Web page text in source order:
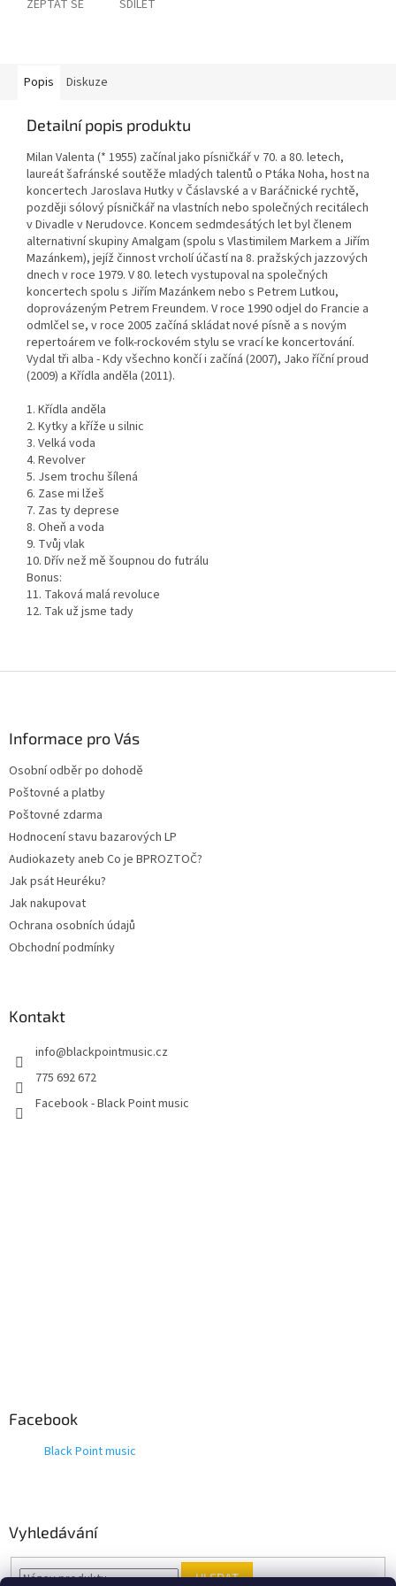
ZEPTAT SE SDÍLET
Popis Diskuze
Detailní popis produktu
Milan Valenta (* 1955) začínal jako písničkář v 70. a 80. letech,
laureát šafránské soutěže mladých talentů o Ptáka Noha, host na
koncertech Jaroslava Hutky v Čáslavské a v Baráčnické rychtě,
později sólový písničkář na vlastních nebo společných recitálech
v Divadle v Nerudovce. Koncem sedmdesátých let byl členem
alternativní skupiny Amalgam (spolu s Vlastimilem Markem a Jiřím
Mazánkem), jejíž činnost vrcholí účastí na 8. pražských jazzových
dnech v roce 1979. V 80. letech vystupoval na společných
koncertech spolu s Jiřím Mazánkem nebo s Petrem Lutkou,
doprovázeným Petrem Freundem. V roce 1990 odjel do Francie a
odmlčel se, v roce 2005 začíná skládat nové písně a s novým
repertoárem ve folk-rockovém stylu se vrací ke koncertování.
Vydal tři alba - Kdy všechno končí i začíná (2007), Jako říční proud
(2009) a Křídla anděla (2011).
1. Křídla anděla
2. Kytky a kříže u silnic
3. Velká voda
4. Revolver
5. Jsem trochu šílená
6. Zase mi lžeš
7. Zas ty deprese
8. Oheň a voda
9. Tvůj vlak
10. Dřív než mě šoupnou do futrálu
Bonus:
11. Taková malá revoluce
12. Tak už jsme tady
Informace pro Vás
Osobní odběr po dohodě
Poštovné a platby
Poštovné zdarma
Hodnocení stavu bazarových LP
Audiokazety aneb Co je BPROZTOČ?
Jak psát Heuréku?
Jak nakupovat
Ochrana osobních údajů
Obchodní podmínky
Kontakt
info@blackpointmusic.cz
775 692 672
Facebook - Black Point music
Facebook
Black Point music
Vyhledávání
HLEDAT